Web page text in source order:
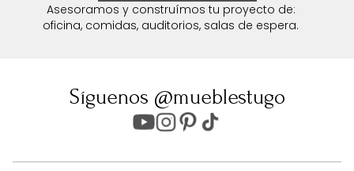
Asesoramos y construímos tu proyecto de:
oficina, comidas, auditorios, salas de espera.
Síguenos @mueblestugo